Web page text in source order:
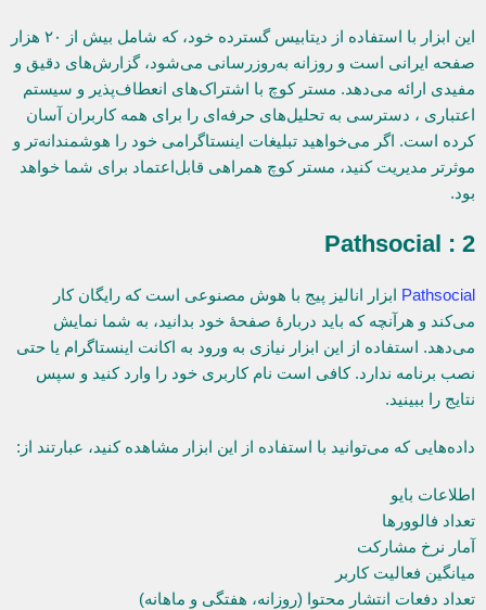
این ابزار با استفاده از دیتابیس گسترده خود، که شامل بیش از ۲۰ هزار
صفحه ایرانی است و روزانه به‌روزرسانی می‌شود، گزارش‌های دقیق و
مفیدی ارائه می‌دهد. مستر کوچ با اشتراک‌های انعطاف‌پذیر و سیستم
اعتباری ، دسترسی به تحلیل‌های حرفه‌ای را برای همه کاربران آسان
کرده است. اگر می‌خواهید تبلیغات اینستاگرامی خود را هوشمندانه‌تر و
موثرتر مدیریت کنید، مستر کوچ همراهی قابل‌اعتماد برای شما خواهد
بود.
2 : Pathsocial
Pathsocial ابزار انالیز پیج با هوش مصنوعی است که رایگان کار
می‌کند و هرآنچه که باید دربارۀ صفحۀ خود بدانید، به شما نمایش
می‌دهد. استفاده از این ابزار نیازی به ورود به اکانت اینستاگرام یا حتی
نصب برنامه ندارد. کافی است نام کاربری خود را وارد کنید و سپس
نتایج را ببینید.
داده‌هایی که می‌توانید با استفاده از این ابزار مشاهده کنید، عبارتند از:
اطلاعات بایو
تعداد فالوورها
آمار نرخ مشارکت
میانگین فعالیت کاربر
تعداد دفعات انتشار محتوا (روزانه، هفتگی و ماهانه)